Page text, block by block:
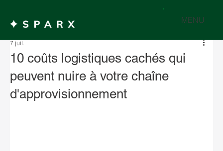
MENU
10 coûts logistiques cachés qui
peuvent nuire à votre chaîne
d'approvisionnement
7 juil.